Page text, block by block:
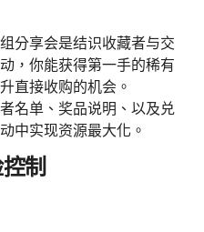
分享会是结识收藏者与交
，你能获得第一手的稀有
直接收购的机会。
名单、奖品说明、以及兑
中实现资源最大化。
制